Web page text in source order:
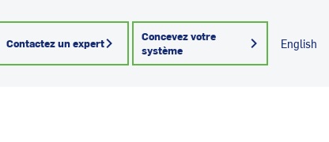
Contactez un expert
Concevez votre
système
English